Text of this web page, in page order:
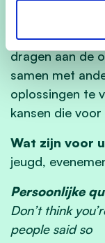
gerealiseerd
betrokkenheid
dragen aan de
samen met
oplossingen te
kansen die
Wat zijn voor
jeugd,
Persoonlijke
Don’t think
people said so